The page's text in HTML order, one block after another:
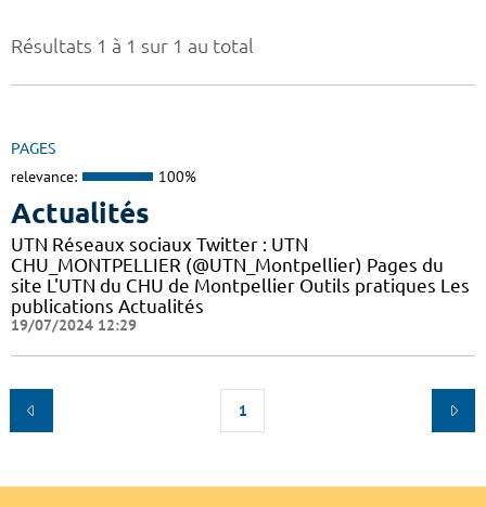
Résultats 1 à 1 sur 1 au total
PAGES
relevance: 100%
Actualités
UTN Réseaux sociaux Twitter : UTN
CHU_MONTPELLIER (@UTN_Montpellier) Pages du
site L'UTN du CHU de Montpellier Outils pratiques Les
publications Actualités
19/07/2024 12:29
1